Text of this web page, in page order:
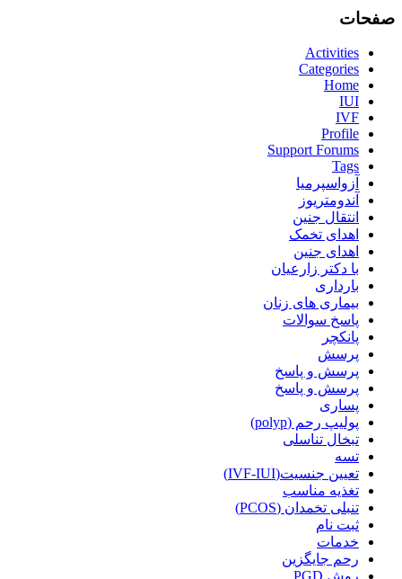
صفحات
Activities
Categories
Home
IUI
IVF
Profile
Support Forums
Tags
آزواسپرمیا
آندومتریوز
انتقال جنین
اهدای تخمک
اهدای جنین
با دکتر زارعیان
بارداری
بیماری های زنان
پاسخ سوالات
پانکچر
پرسش
پرسش و پاسخ
پرسش و پاسخ
پساری
پولیپ رحم (polyp)
تبخال تناسلی
تسه
تعیین جنسیت(IVF-IUI)
تغذیه مناسب
تنبلی تخمدان (PCOS)
ثبت نام
خدمات
رحم جایگزین